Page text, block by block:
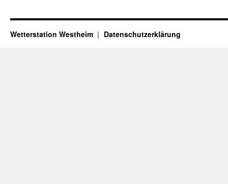
Wetterstation Westheim Datenschutzerklärung